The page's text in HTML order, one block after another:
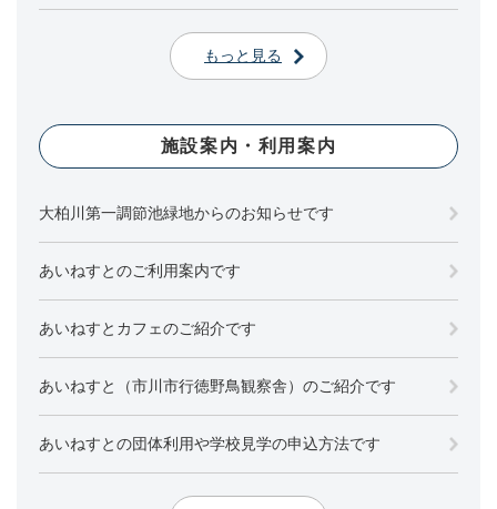
もっと見る
施設案内・利用案内
大柏川第一調節池緑地からのお知らせです
あいねすとのご利用案内です
あいねすとカフェのご紹介です
あいねすと（市川市行徳野鳥観察舎）のご紹介です
あいねすとの団体利用や学校見学の申込方法です